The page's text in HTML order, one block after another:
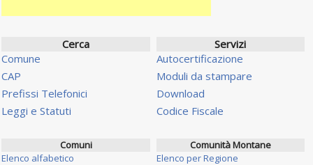
Cerca
Comune
CAP
Prefissi Telefonici
Leggi e Statuti
Servizi
Autocertificazione
Moduli da stampare
Download
Codice Fiscale
Comuni
Elenco alfabetico
Comunità Montane
Elenco per Regione